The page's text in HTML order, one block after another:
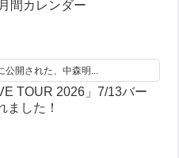
間カレンダー
開された、中森明...
TOUR 2026」7/13バー
ました！